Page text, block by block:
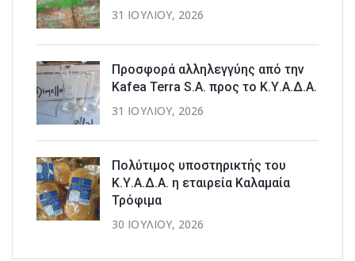
31 ΙΟΥΛΊΟΥ, 2026
Προσφορά αλληλεγγύης από την
Kafea Terra S.A. προς το Κ.Υ.Α.Δ.Α.
31 ΙΟΥΛΊΟΥ, 2026
Πολύτιμος υποστηρικτής του
Κ.Υ.Α.Δ.Α. η εταιρεία Καλαμαία
Τρόφιμα
30 ΙΟΥΛΊΟΥ, 2026